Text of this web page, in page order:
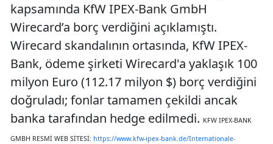
kapsamında KfW IPEX-Bank GmbH
Wirecard’a borç verdiğini açıklamıştı.
Wirecard skandalının ortasında, KfW IPEX-
Bank, ödeme şirketi Wirecard'a yaklaşık 100
milyon Euro (112.17 milyon $) borç verdiğini
doğruladı; fonlar tamamen çekildi ancak
banka tarafından hedge edilmedi. KFW IPEX-BANK
GMBH RESMİ WEB SİTESİ: https://www.kfw-ipex-bank.de/Internationale-